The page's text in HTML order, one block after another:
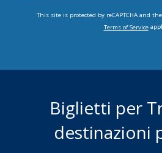
This site is protected by reCAPTCHA and the
Terms of Service
Biglietti per
destinazioni